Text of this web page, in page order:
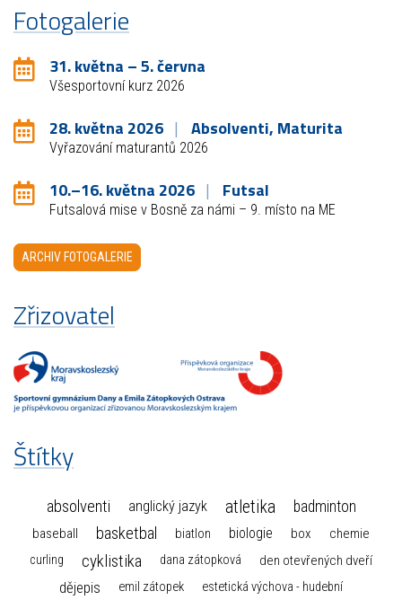
Fotogalerie
31. května – 5. června
Všesportovní kurz 2026
28. května 2026 Absolventi, Maturita
Vyřazování maturantů 2026
10.–16. května 2026 Futsal
Futsalová mise v Bosně za námi – 9. místo na ME
ARCHIV FOTOGALERIE
Zřizovatel
Štítky
absolventi anglický jazyk atletika badminton
baseball basketbal biatlon biologie box chemie
curling cyklistika dana zátopková den otevřených dveří
dějepis emil zátopek estetická výchova - hudební